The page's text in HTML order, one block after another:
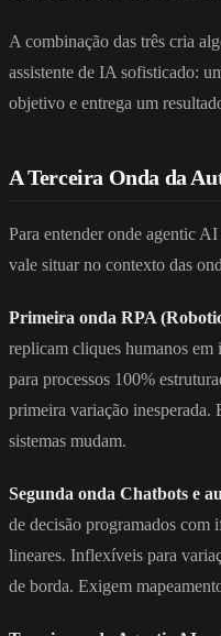
A combinação das três cria
assistente de IA sofisticado:
objetivo e entrega um
A Terceira Onda da
Para entender onde agentic
vale situar no contexto das
Primeira onda RPA
replicam cliques humanos
para processos 100%
primeira variação inesperada.
sistemas mudam.
Segunda onda Chatbots e
de decisão programados com
lineares. Inflexíveis para
de borda. Exigem